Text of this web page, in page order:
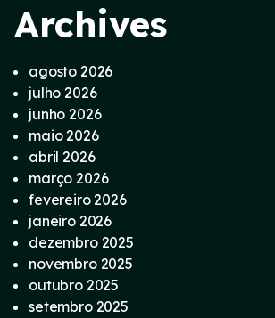
Archives
agosto 2026
julho 2026
junho 2026
maio 2026
abril 2026
março 2026
fevereiro 2026
janeiro 2026
dezembro 2025
novembro 2025
outubro 2025
setembro 2025